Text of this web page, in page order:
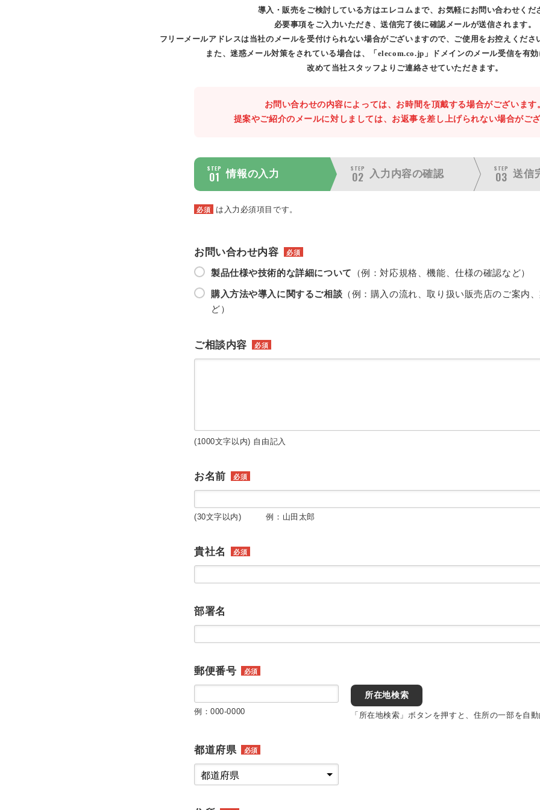
導入・販売をご検討している方はエレコムまで、お気軽にお問い合わせくだ
必要事項をご入力いただき、送信完了後に確認メールが送信されます。
フリーメールアドレスは当社のメールを受付けられない場合がございますので、ご使用をお控えくださ
また、迷惑メール対策をされている場合は、「elecom.co.jp」ドメインのメール受信を有効
改めて当社スタッフよりご連絡させていただきます。
お問い合わせの内容によっては、お時間を頂戴する場合がございます
提案やご紹介のメールに対しましては、お返事を差し上げられない場合がござ
STEP
01 情報の入力
STEP
02 入力内容の確認
STEP
03 送信
必須 は入力必須項目です。
お問い合わせ内容 必須
製品仕様や技術的な詳細について （例：対応規格、機能、仕様の確認など）
購入方法や導入に関するご相談 （例：購入の流れ、取り扱い販売店のご案内
ど）
ご相談内容 必須
(1000文字以内) 自由記入
お名前 必須
(30文字以内) 例：山田太郎
貴社名 必須
部署名
郵便番号 必須
例：000-0000
所在地検索
「所在地検索」ボタンを押すと、住所の一部を自動
都道府県 必須